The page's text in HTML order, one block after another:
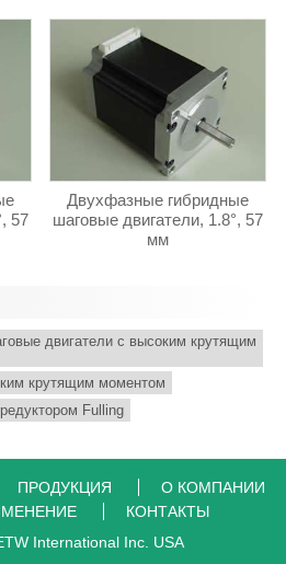
57
Двухфазные гибридные
шаговые двигатели, 1.8°, 57
мм
двигатели с высоким крутящим
крутящим моментом
Fulling
ПРОДУКЦИЯ
О КОМПАНИИ
КОНТАКТЫ
International Inc. USA